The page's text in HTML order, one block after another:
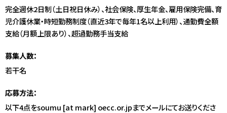
完全週休2日制（土日祝日休み）、社会保険、厚生年金、雇用保険完備、育
児介護休業・時短勤務制度（直近3年で毎年1名以上利用）、通勤費全額
支給（月額上限あり）、超過勤務手当支給
募集人数：
若干名
応募方法：
以下4点をsoumu [at mark] oecc.or.jpまでメールにてお送りくださ